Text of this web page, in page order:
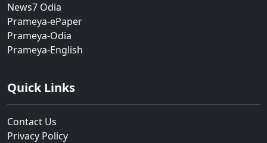
News7 Odia
Prameya-ePaper
Prameya-Odia
Prameya-English
Quick Links
Contact Us
Privacy Policy